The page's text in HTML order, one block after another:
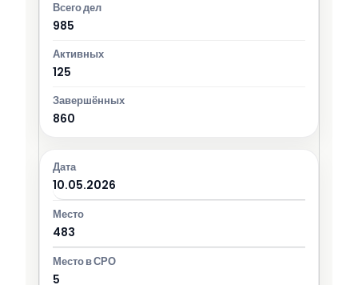
985
125
860
10.05.2026
483
5